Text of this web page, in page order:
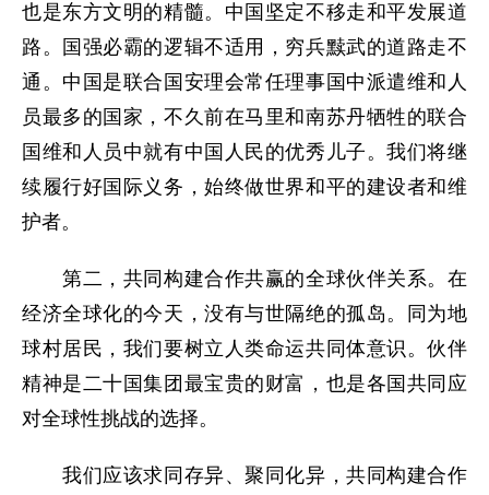
也是东方文明的精髓。中国坚定不移走和平发展道
路。国强必霸的逻辑不适用，穷兵黩武的道路走不
通。中国是联合国安理会常任理事国中派遣维和人
员最多的国家，不久前在马里和南苏丹牺牲的联合
国维和人员中就有中国人民的优秀儿子。我们将继
续履行好国际义务，始终做世界和平的建设者和维
护者。
第二，共同构建合作共赢的全球伙伴关系。在
经济全球化的今天，没有与世隔绝的孤岛。同为地
球村居民，我们要树立人类命运共同体意识。伙伴
精神是二十国集团最宝贵的财富，也是各国共同应
对全球性挑战的选择。
我们应该求同存异、聚同化异，共同构建合作